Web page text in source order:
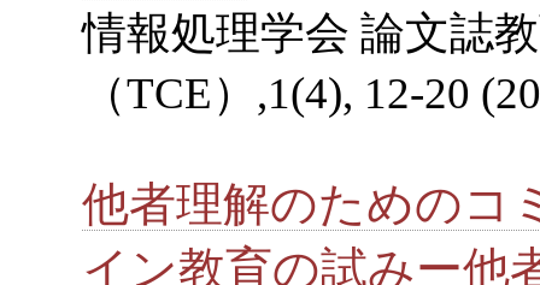
情報処理学会 論文誌
（TCE）,1(4), 12-20
他者理解のためのコ
イン教育の試みー他